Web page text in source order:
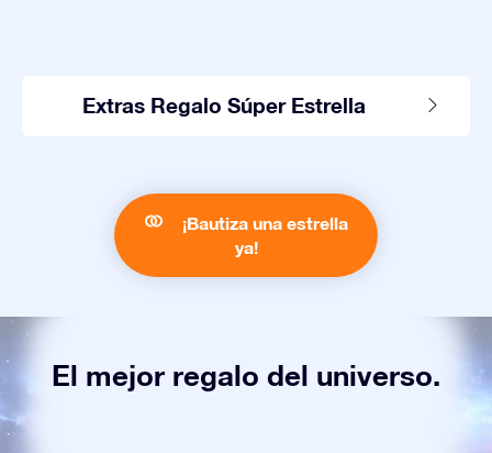
Extras Regalo Súper Estrella
¡Bautiza una estrella
ya!
El mejor regalo del universo.